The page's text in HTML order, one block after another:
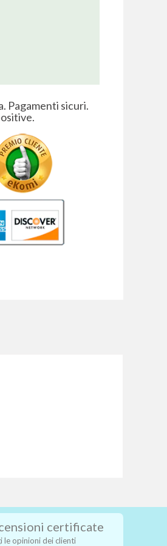
Pagamenti sicuri.
certificate
le opinioni dei clienti